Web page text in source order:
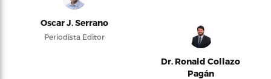
Oscar J. Serrano
Periodista Editor
Dr. Ronald Collazo
Pagán